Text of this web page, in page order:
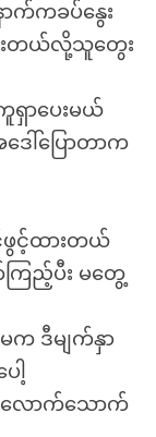
က်ကခပ်နွေး
ားတယ်လို့သူတွေး
ရှာပေးမယ်
ေါ်ပြောတာက
ဖွင့်ထားတယ်
ကြည့်ပီး မတွေ့
က ဒီမျက်နှာ
ါ့
လောက်သောက်